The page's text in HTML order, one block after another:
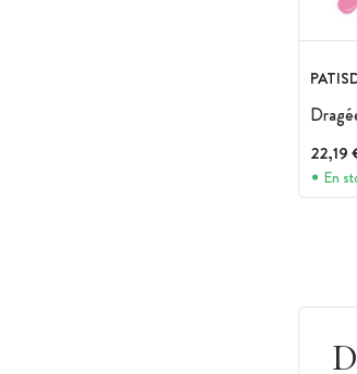
22,19
En